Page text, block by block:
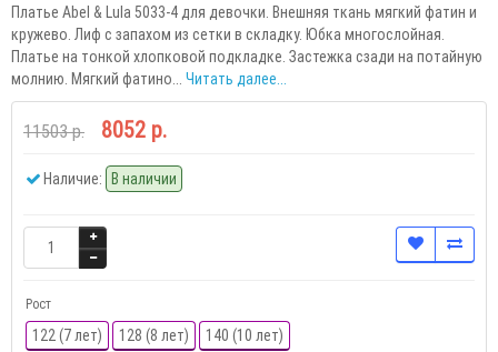
Платье Abel & Lula 5033-4 для девочки. Внешняя ткань мягкий фатин и
кружево. Лиф с запахом из сетки в складку. Юбка многослойная.
Платье на тонкой хлопковой подкладке. Застежка сзади на потайную
молнию. Мягкий фатино... Читать далее...
11503 р. 8052 р.
Наличие: В наличии
Рост
122 (7 лет) 128 (8 лет) 140 (10 лет)